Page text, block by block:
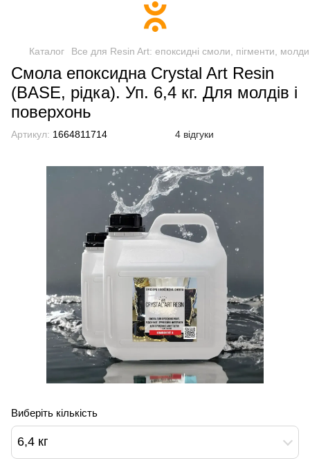
Каталог Все для Resin Art: епоксидні смоли, пігменти,
Смола епоксидна Crystal Art Resin
(BASE, рідка). Уп. 6,4 кг. Для молдів і
поверхонь
Артикул: 1664811714 4 відгуки
Виберіть кількість
6,4 кг